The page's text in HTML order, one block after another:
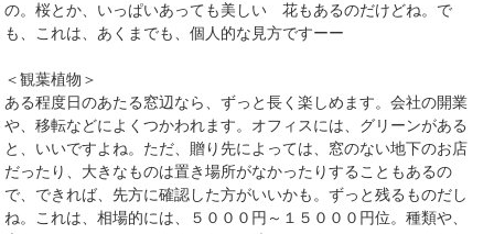
の。桜とか、いっぱいあっても美しい 花もあるのだけどね。で
も、これは、あくまでも、個人的な見方ですーー
＜観葉植物＞
ある程度日のあたる窓辺なら、ずっと長く楽しめます。会社の開業
や、移転などによくつかわれます。オフィスには、グリーンがある
と、いいですよね。ただ、贈り先によっては、窓のない地下のお店
だったり、大きなものは置き場所がなかったりすることもあるの
で、できれば、先方に確認した方がいいかも。ずっと残るものだし
ね。これは、相場的には、５０００円～１５０００円位。種類や、